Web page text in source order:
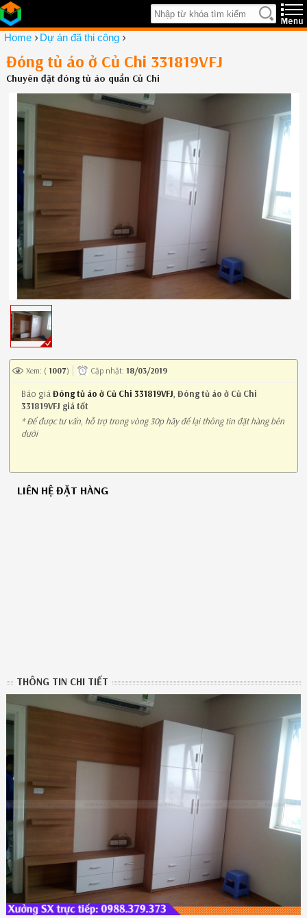
Home ›Dự án đã thi công ›
Đóng tủ áo ở Củ Chi 331819VFJ
Chuyên đặt đóng tủ áo quần Củ Chi
Xem: ( 1007) Cập nhật: 18/03/2019
Báo giáĐóng tủ áo ở Củ Chi 331819VFJ, Đóng tủ áo ở Củ Chi
331819VFJ giá tốt
* Để được tư vấn, hỗ trợ trong vòng 30p hãy để lại thông tin đặt hàng bên
dưới
LIÊN HỆ ĐẶT HÀNG
THÔNG TIN CHI TIẾT